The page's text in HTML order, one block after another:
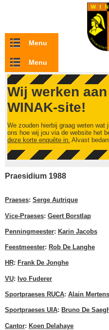
Overslaan en naar de inhoud gaan
Menu
Menu
Wij werken
WINAK-site!
We zouden hierbij graag weten wat
ons hoe wij jou via de website het
deze korte enquête in. Alvast
Praesidium 1988
Praeses: Serge Autrique
Vice-Praeses: Geert Borstlap
Penningmeester: Karin Jacobs
Feestmeester: Rob De Langhe
HR: Frank De Jonghe
VU: Ivo Fuderer
Sportpraeses RUCA: Alain Mertens
Sportpraeses UIA: Bruno De
Cantor: Koen Delahaye